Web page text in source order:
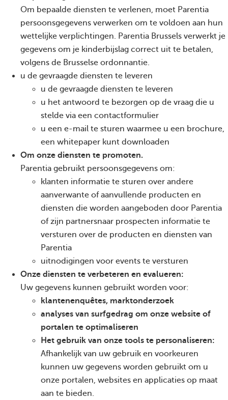
Om bepaalde diensten te verlenen, moet Parentia
persoonsgegevens verwerken om te voldoen aan hun
wettelijke verplichtingen. Parentia Brussels verwerkt je
gegevens om je kinderbijslag correct uit te betalen,
volgens de Brusselse ordonnantie.
u de gevraagde diensten te leveren
u de gevraagde diensten te leveren
u het antwoord te bezorgen op de vraag die u
stelde via een contactformulier
u een e-mail te sturen waarmee u een brochure,
een whitepaper kunt downloaden
Om onze diensten te promoten.
Parentia gebruikt persoonsgegevens om:
klanten informatie te sturen over andere
aanverwante of aanvullende producten en
diensten die worden aangeboden door Parentia
of zijn partnersnaar prospecten informatie te
versturen over de producten en diensten van
Parentia
uitnodigingen voor events te versturen
Onze diensten te verbeteren en evalueren:
Uw gegevens kunnen gebruikt worden voor:
klantenenquêtes, marktonderzoek
analyses van surfgedrag om onze website of
portalen te optimaliseren
Het gebruik van onze tools te personaliseren:
Afhankelijk van uw gebruik en voorkeuren
kunnen uw gegevens worden gebruikt om u
onze portalen, websites en applicaties op maat
aan te bieden.